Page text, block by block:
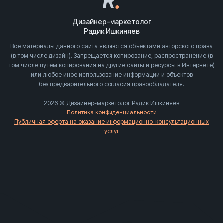
Дизайнер-маркетолог
Радик Ишкиняев
Все материалы данного сайта являются объектами авторского права
(в том числе дизайн). Запрещается копирование, распространение (в
том числе путем копирования на другие сайты и ресурсы в Интернете)
или любое иное использование информации и объектов
без предварительного согласия правообладателя.
2026 © Дизайнер-маркетолог Радик Ишкиняев
Политика конфиденциальности
Публичная оферта на оказание информационно-консультационных
услуг